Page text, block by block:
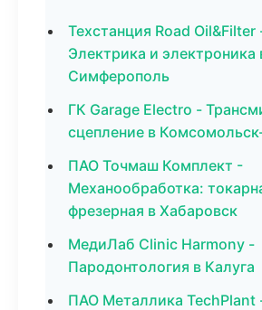
Техстанция Road Oil&Filter
Электрика и электроника
Симферополь
ГК Garage Electro -
сцепление в
ПАО Точмаш Комплект -
Механообработка:
фрезерная в Хабаровск
МедиЛаб Clinic Harmony -
Пародонтология в Калуга
ПАО Металлика TechPlant